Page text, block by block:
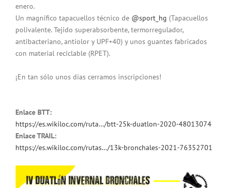
enero.
Un magnífico tapacuellos técnico de @sport_hg (Tapacuellos
polivalente. Tejido superabsorbente, termorregulador,
antibacteriano, antiolor y UPF+40) y unos guantes fabricados
con material reciclable (RPET).
¡En tan sólo unos días cerramos inscripciones!
Enlace BTT:
https://es.wikiloc.com/ruta…/btt-25k-duatlon-2020-48013074
Enlace TRAIL:
https://es.wikiloc.com/rutas…/13k-bronchales-2021-76352701